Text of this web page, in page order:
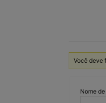
Você deve
Nome